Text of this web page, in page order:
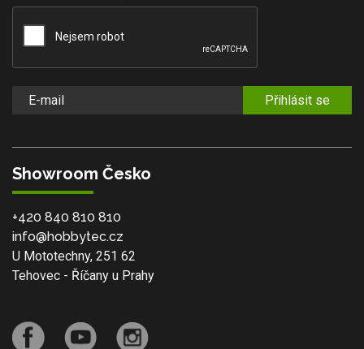
Přihlásit se
Showroom Česko
+420 840 810 810
info@hobbytec.cz
U Mototechny, 251 62
Tehovec - Říčany u Prahy